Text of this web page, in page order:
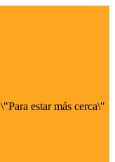
estar más cerca\"